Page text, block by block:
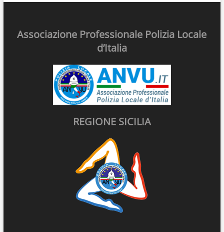
Associazione Professionale Polizia Locale
d’Italia
REGIONE SICILIA